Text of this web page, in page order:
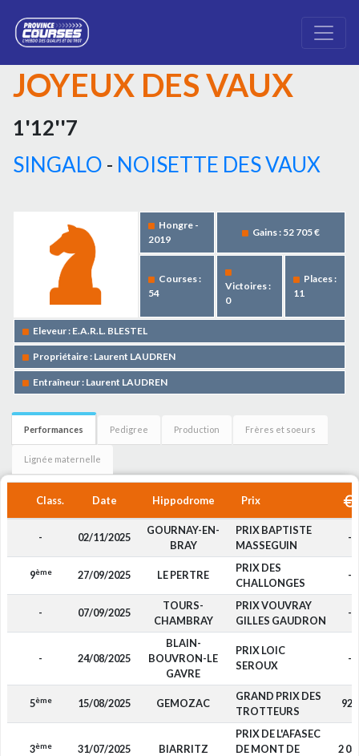
JOYEUX DES VAUX
1'12''7
SINGALO - NOISETTE DES VAUX
Hongre -
2019
Gains : 52 705 €
Courses :
54
Victoires :
0
Places :
11
Eleveur : E.A.R.L. BLESTEL
Propriétaire : Laurent LAUDREN
Entraîneur : Laurent LAUDREN
Performances Pedigree Production Frères et soeurs
Lignée maternelle
Class. Date Hippodrome Prix
- 02/11/2025
GOURNAY-EN-
BRAY
PRIX BAPTISTE
MASSEGUIN
-
9ème 27/09/2025 LE PERTRE
PRIX DES
CHALLONGES
-
- 07/09/2025
TOURS-
CHAMBRAY
PRIX VOUVRAY
GILLES GAUDRON
-
- 24/08/2025
BLAIN-
BOUVRON-LE
GAVRE
PRIX LOIC
SEROUX
-
5ème 15/08/2025 GEMOZAC
GRAND PRIX DES
TROTTEURS
925
3ème 31/07/2025 BIARRITZ
PRIX DE L'AFASEC
DE MONT DE
2